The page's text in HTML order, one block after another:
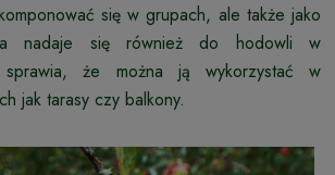
się w grupach, ale także jako
nadaje się również do hodowli w
sprawia, że można ją wykorzystać w
jak tarasy czy balkony.